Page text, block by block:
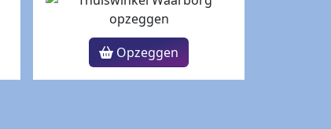
Opzeggen